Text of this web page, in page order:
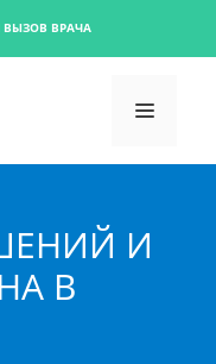
ВРАЧА
И
В